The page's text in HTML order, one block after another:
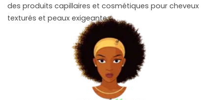
des produits capillaires et cosmétiques pour cheveux
texturés et peaux exigeantes.